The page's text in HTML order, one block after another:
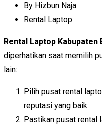
By Hizbun Naja
Rental Laptop
Rental Laptop Kabupaten
diperhatikan saat memilih
lain:
Pilih pusat rental
reputasi yang baik.
Pastikan pusat rental